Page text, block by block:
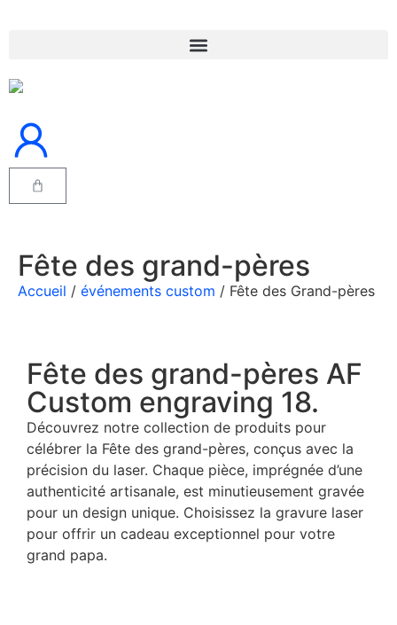
Fête des grand-pères
Accueil / événements custom / Fête des Grand-pères
Fête des grand-pères AF
Custom engraving 18.
Découvrez notre collection de produits pour
célébrer la Fête des grand-pères, conçus avec la
précision du laser. Chaque pièce, imprégnée d’une
authenticité artisanale, est minutieusement gravée
pour un design unique. Choisissez la gravure laser
pour offrir un cadeau exceptionnel pour votre
grand papa.